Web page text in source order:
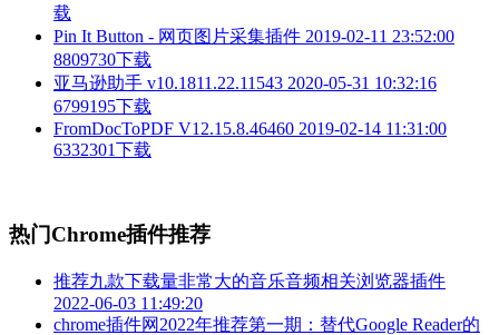
载
Pin It Button - 网页图片采集插件 2019-02-11 23:52:00
8809730下载
亚马逊助手 v10.1811.22.11543 2020-05-31 10:32:16
6799195下载
FromDocToPDF V12.15.8.46460 2019-02-14 11:31:00
6332301下载
热门Chrome插件推荐
推荐九款下载量非常大的音乐音频相关浏览器插件
2022-06-03 11:49:20
chrome插件网2022年推荐第一期：替代Google Reader的